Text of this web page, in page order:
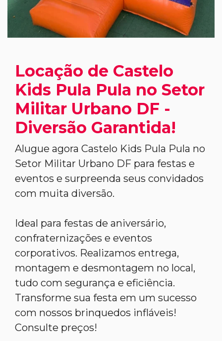
Locação de Castelo
Kids Pula Pula no Setor
Militar Urbano DF -
Diversão Garantida!
Alugue agora Castelo Kids Pula Pula no
Setor Militar Urbano DF para festas e
eventos e surpreenda seus convidados
com muita diversão.
Ideal para festas de aniversário,
confraternizações e eventos
corporativos. Realizamos entrega,
montagem e desmontagem no local,
tudo com segurança e eficiência.
Transforme sua festa em um sucesso
com nossos brinquedos infláveis!
Consulte preços!